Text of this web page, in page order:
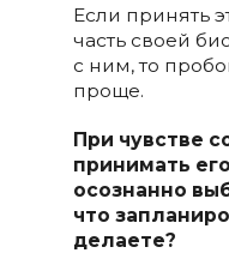
Если принять
часть своей
с ним, то
проще.
При чувстве
принимать
осознанно
что
делаете?